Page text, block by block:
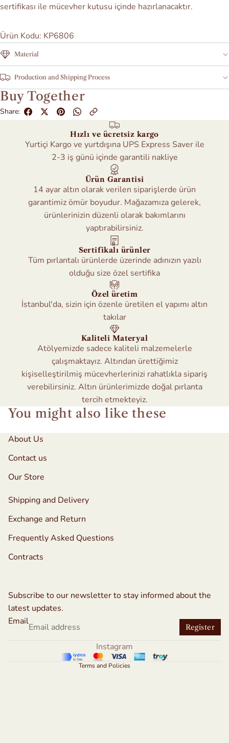
sertifikası ile mücevher kutusu içinde hazırlanacaktır.
Ürün Kodu: KP6806
Material
Production and Shipping Process
Buy Together
Share:
Hızlı ve ücretsiz kargo
Yurtiçi Kargo ve yurtdışına UPS Express Saver ile
2-3 iş günü içinde garantili nakliye
Ürün Garantisi
14 ayar altın olarak verilen siparişlerde ürün
garantimiz ömür boyudur. Mağazamıza gelerek,
ürünlerinizin düzenli olarak bakımlarını
yaptırabilirsiniz.
Sertifikalı ürünler
Tüm pırlantalı ürünlerde üzerinde adınızın yazılı
olduğu size özel sertifika
Özel üretim
İstanbul'da, sizin için özenle üretilen el yapımı altın
takılar
Kaliteli Materyal
Atölyemizde sadece kaliteli malzemelerle
çalışmaktayız. Altından ürettiğimiz
kişiselleştirilmiş mücevherlerinizi rahatlıkla sipariş
verebilirsiniz. Altın ürünlerimizde doğal pırlanta
tercih etmekteyiz.
You might also like these
About Us
Contact us
Our Store
Shipping and Delivery
Exchange and Return
Frequently Asked Questions
Contracts
Subscribe to our newsletter to stay informed about the
latest updates.
Email
Register
Instagram
Terms and Policies